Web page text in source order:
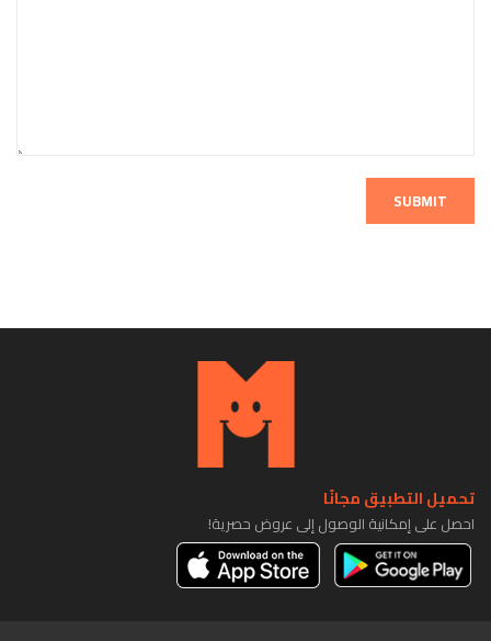
SUBMIT
تحميل التطبيق مجانًا
احصل على إمكانية الوصول إلى عروض حصرية!